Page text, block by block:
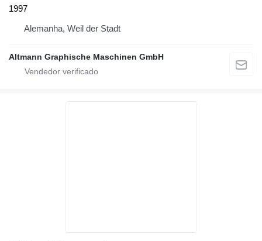
1997
Alemanha, Weil der Stadt
Altmann Graphische Maschinen GmbH